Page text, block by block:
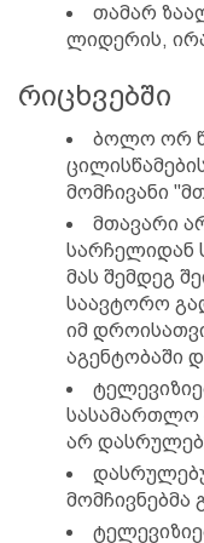
თამარ
ლიდერის,
რიცხვებში
ბოლო ორ
მომჩივანი
მთავარი
სარჩელიდან
მას შემდეგ
საავტორო
იმ
აგენტობაში
სასამართლო
არ
მომჩივნებმა